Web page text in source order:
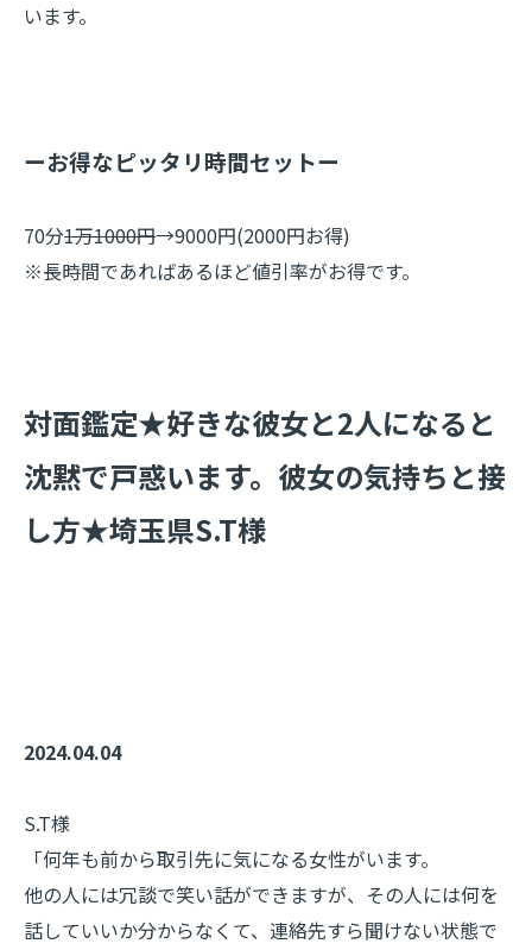
います。
ーお得なピッタリ時間セットー
70分1万1000円→9000円(2000円お得)
※長時間であればあるほど値引率がお得です。
​対面鑑定★好きな彼女と2人になると
沈黙で戸惑います。彼女の気持ちと接
し方★埼玉県S.T様
2024.04.04
S.T様
「何年も前から取引先に気になる女性がいます。
他の人には冗談で笑い話ができますが、その人には何を
話していいか分からなくて、連絡先すら聞けない状態で